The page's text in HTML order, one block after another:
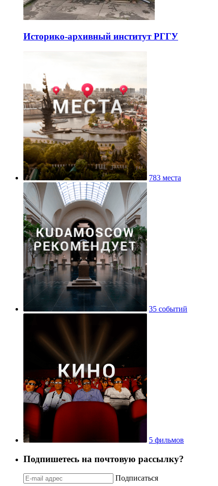
Историко-архивный институт РГГУ
783 места
35 событий
5 фильмов
Подпишетесь на почтовую рассылку?
Подписаться